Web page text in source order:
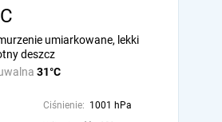
31°C
umiarkowane, lekki
deszcz
Ciśnienie: 1001 hPa